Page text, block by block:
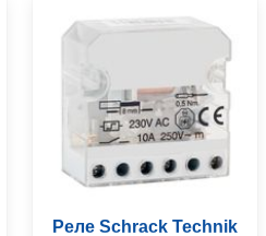
Реле Schrack Technik